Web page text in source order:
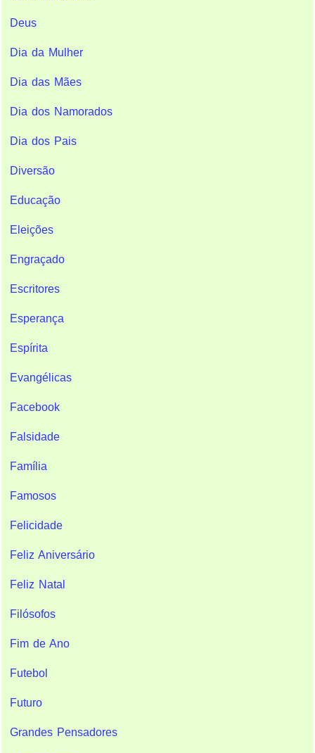
Deus
Dia da Mulher
Dia das Mães
Dia dos Namorados
Dia dos Pais
Diversão
Educação
Eleições
Engraçado
Escritores
Esperança
Espírita
Evangélicas
Facebook
Falsidade
Família
Famosos
Felicidade
Feliz Aniversário
Feliz Natal
Filósofos
Fim de Ano
Futebol
Futuro
Grandes Pensadores